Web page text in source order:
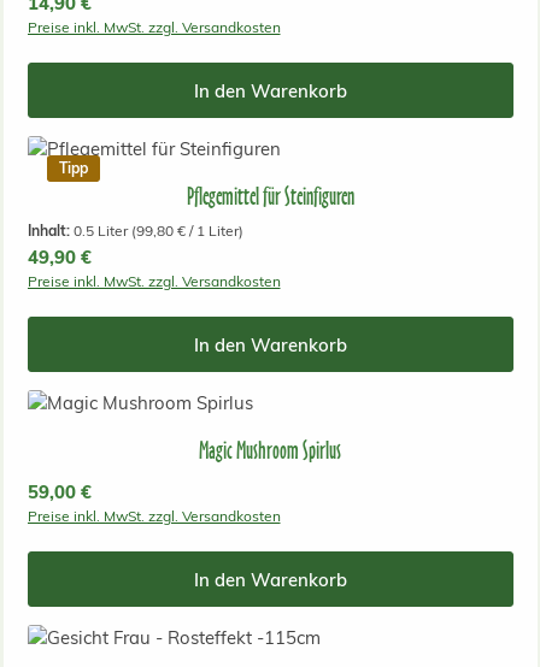
Preise inkl. MwSt. zzgl. Versandkosten
In den Warenkorb
Tipp
Pflegemittel für Steinfiguren
Inhalt: 0.5 Liter (99,80 € / 1 Liter)
Regulärer Preis:
49,90 €
Preise inkl. MwSt. zzgl. Versandkosten
In den Warenkorb
Magic Mushroom Spirlus
Regulärer Preis:
59,00 €
Preise inkl. MwSt. zzgl. Versandkosten
In den Warenkorb